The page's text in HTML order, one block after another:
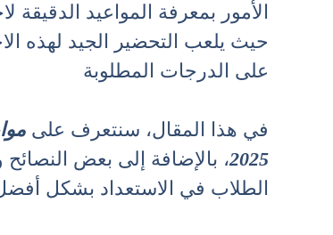
حيث يلعب التحضير الجيد لهذه
على الدرجات المطلوبة
في هذا المقال، سنتعرف على
2025، بالإضافة إلى بعض
الطلاب في الاستعداد بشكل